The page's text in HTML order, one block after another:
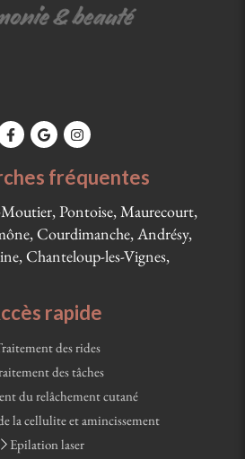
fréquentes
Moutier, Pontoise, Maurecourt,
Courdimanche, Andrésy,
Chanteloup-les-Vignes,
rapide
des rides
des tâches
du relâchement cutané
la cellulite et amincissement
Epilation laser